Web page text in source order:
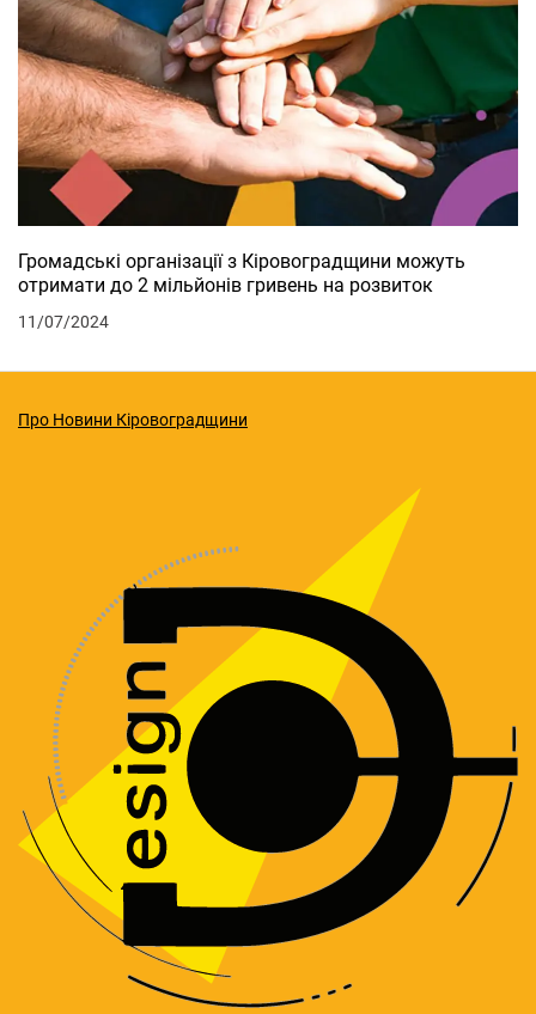
Громадські організації з Кіровоградщини можуть
отримати до 2 мільйонів гривень на розвиток
11/07/2024
Про Новини Кіровоградщини